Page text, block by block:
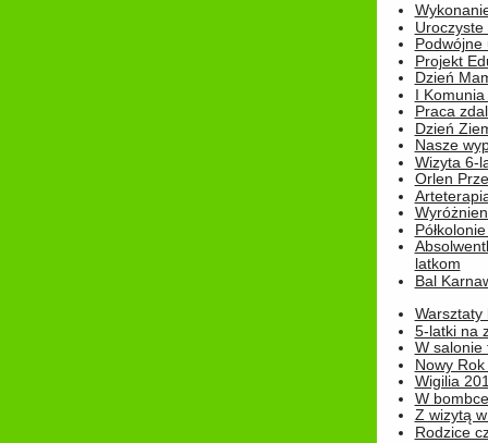
Podwójne
Projekt
Dzień
I
Praca
Dzień
Nasze
Wizyta 6-
Orlen
latkom
Bal
Warsztaty
5-latki na
W salonie
Nowy
Wigilia
W bombce
Z wizytą
Rodzice